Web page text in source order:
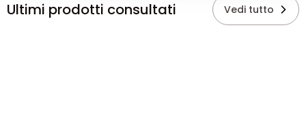
Ultimi prodotti consultati Vedi tutto